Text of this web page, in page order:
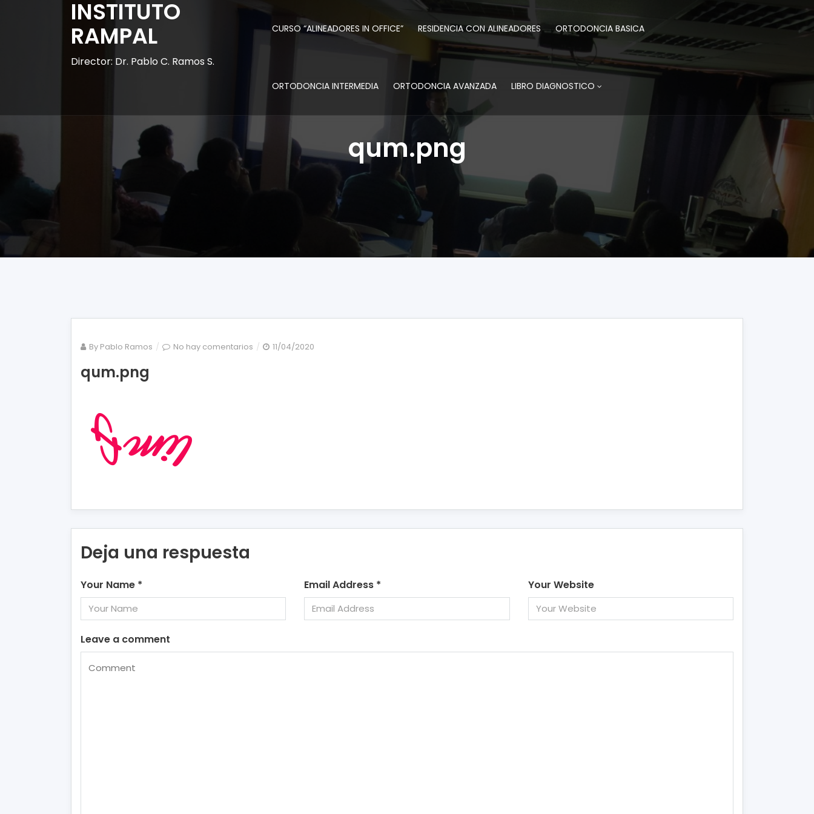
INSTITUTO
RAMPAL
Director: Dr. Pablo C. Ramos S.
CURSO “ALINEADORES IN OFFICE” RESIDENCIA CON ALINEADORES ORTODONCIA BASICA
ORTODONCIA INTERMEDIA ORTODONCIA AVANZADA LIBRO DIAGNOSTICO
qum.png
By Pablo Ramos No hay comentarios en
11/04/2020
qum.png
Deja una respuesta
Your Name * Email Address * Your Website
Leave a comment